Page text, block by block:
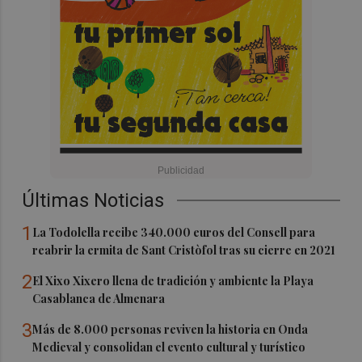
Últimas Noticias
1 La Todolella recibe 340.000 euros del Consell para
reabrir la ermita de Sant Cristòfol tras su cierre en 2021
2El Xixo Xixero llena de tradición y ambiente la Playa
Casablanca de Almenara
3Más de 8.000 personas reviven la historia en Onda
Medieval y consolidan el evento cultural y turístico